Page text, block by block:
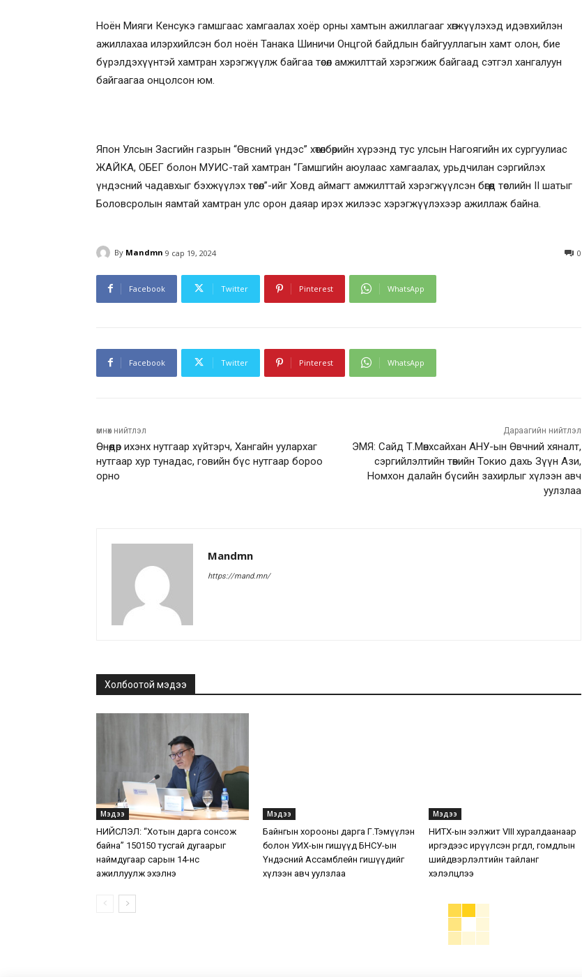
Ноён Мияги Кенсукэ гамшгаас хамгаалах хоёр орны хамтын ажиллагааг хөгжүүлэхэд идэвхийлэн
ажиллахаа илэрхийлсэн бол ноён Танака Шиничи Онцгой байдлын байгууллагын хамт олон, бие
бүрэлдэхүүнтэй хамтран хэрэгжүүлж байгаа төсөл амжилттай хэрэгжиж байгаад сэтгэл хангалуун
байгаагаа онцолсон юм.
Япон Улсын Засгийн газрын “Өвсний үндэс” хөтөлбөрийн хүрээнд тус улсын Нагоягийн их сургуулиас
ЖАЙКА, ОБЕГ болон МУИС-тай хамтран “Гамшгийн аюулаас хамгаалах, урьдчилан сэргийлэх
үндэсний чадавхыг бэхжүүлэх төсөл”-ийг Ховд аймагт амжилттай хэрэгжүүлсэн бөгөөд төслийн II шатыг
Боловсролын яамтай хамтран улс орон даяар ирэх жилээс хэрэгжүүлэхээр ажиллаж байна.
By Mandmn 9 сар 19, 2024 0
Facebook Twitter Pinterest WhatsApp
Facebook Twitter Pinterest WhatsApp
өмнөх нийтлэл
Өнөөдөр ихэнх нутгаар хүйтэрч, Хангайн уулархаг
нутгаар хур тунадас, говийн бүс нутгаар бороо
орно
Дараагийн нийтлэл
ЭМЯ: Сайд Т.Мөнхсайхан АНУ-ын Өвчний хяналт,
сэргийлэлтийн төвийн Токио дахь Зүүн Ази,
Номхон далайн бүсийн захирлыг хүлээн авч
уулзлаа
Mandmn
https://mand.mn/
Холбоотой мэдээ
Мэдээ
НИЙСЛЭЛ: “Хотын дарга сонсож
байна” 150150 тусгай дугаарыг
наймдугаар сарын 14-нөөс
ажиллуулж эхэлнэ
Мэдээ
Байнгын хорооны дарга Г.Тэмүүлэн
болон УИХ-ын гишүүд БНСУ-ын
Үндэсний Ассамблейн гишүүдийг
хүлээн авч уулзлаа
Мэдээ
НИТХ-ын ээлжит VIII хуралдаанаар
иргэдээс ирүүлсэн өргөдөл, гомдлын
шийдвэрлэлтийн тайланг
хэлэлцлээ